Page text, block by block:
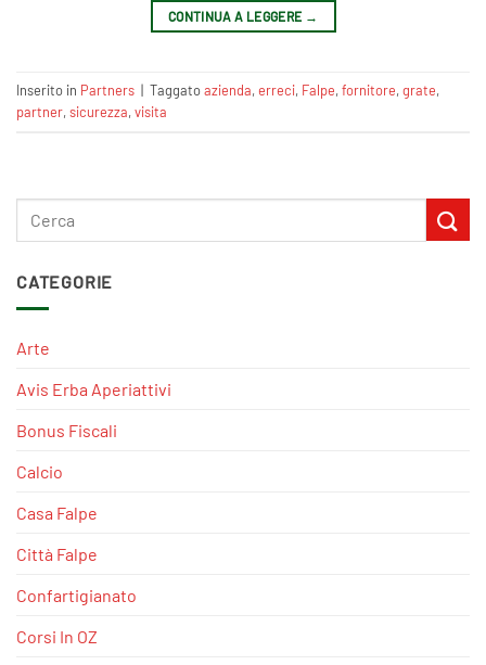
CATEGORIE
Arte
Avis Erba Aperiattivi
Bonus Fiscali
Calcio
Casa Falpe
Città Falpe
Confartigianato
Corsi In OZ
CONTINUA A LEGGERE →
Inserito in Partners | Taggatoazienda,erreci, Falpe,fornitore,grate,
partner,sicurezza,visita